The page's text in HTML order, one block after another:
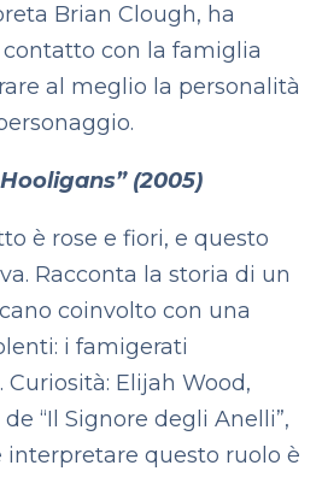
Brian Clough, ha
contatto con la famiglia
al meglio la personalità
(2005)
è rose e fiori, e questo
Racconta la storia di un
coinvolto con una
i famigerati
Elijah Wood,
“Il Signore degli Anelli”,
interpretare questo ruolo è